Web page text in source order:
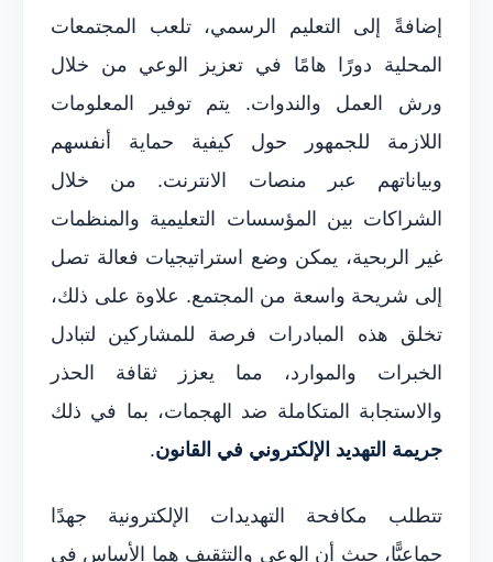
إضافةً إلى التعليم الرسمي، تلعب المجتمعات
المحلية دورًا هامًا في تعزيز الوعي من خلال
ورش العمل والندوات. يتم توفير المعلومات
اللازمة للجمهور حول كيفية حماية أنفسهم
وبياناتهم عبر منصات الانترنت. من خلال
الشراكات بين المؤسسات التعليمية والمنظمات
غير الربحية، يمكن وضع استراتيجيات فعالة تصل
إلى شريحة واسعة من المجتمع. علاوة على ذلك،
تخلق هذه المبادرات فرصة للمشاركين لتبادل
الخبرات والموارد، مما يعزز ثقافة الحذر
والاستجابة المتكاملة ضد الهجمات، بما في ذلك
جريمة التهديد الإلكتروني في القانون.
تتطلب مكافحة التهديدات الإلكترونية جهدًا
جماعيًّا، حيث أن الوعي والتثقيف هما الأساس في